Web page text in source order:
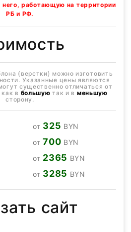
работающую на территории
РБ и РФ.
(верстки) можно изготовить
Указанные цены являются
существенно отличаться от
в большую так и в меньшую
сторону.
от 325 BYN
от700 BYN
от 2365 BYN
от 3285 BYN
сайт